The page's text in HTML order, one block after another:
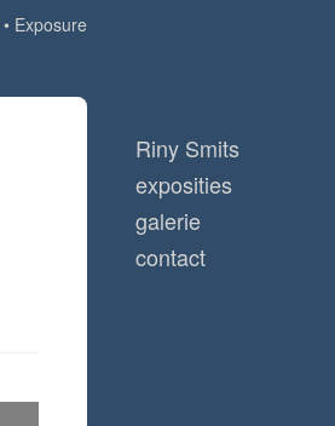
Exposure
Riny Smits
exposities
galerie
contact